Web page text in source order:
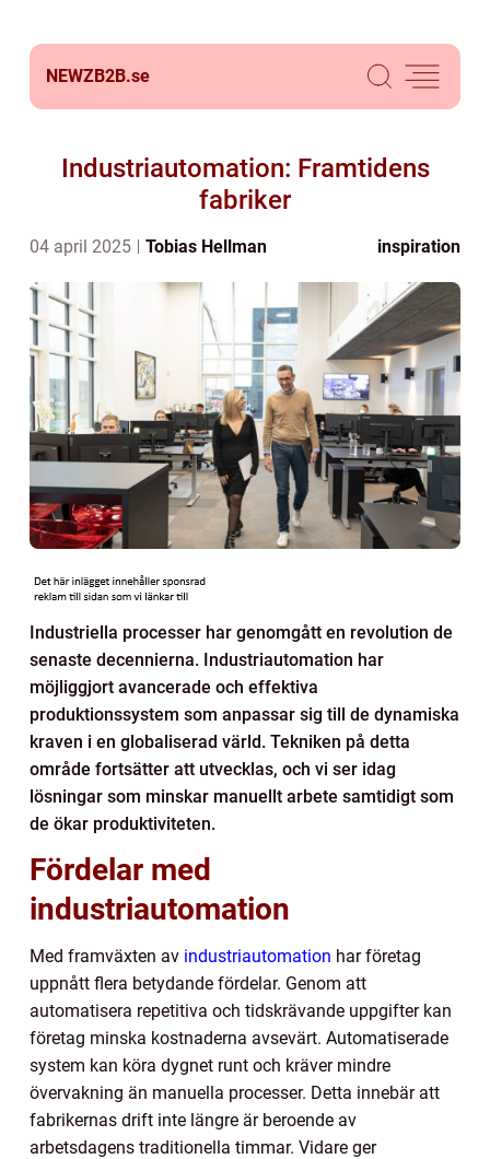
NEWZB2B.se
Industriautomation: Framtidens
fabriker
04 april 2025 Tobias Hellman inspiration
Industriella processer har genomgått en revolution de
senaste decennierna. Industriautomation har
möjliggjort avancerade och effektiva
produktionssystem som anpassar sig till de dynamiska
kraven i en globaliserad värld. Tekniken på detta
område fortsätter att utvecklas, och vi ser idag
lösningar som minskar manuellt arbete samtidigt som
de ökar produktiviteten.
Fördelar med
industriautomation
Med framväxten av industriautomation har företag
uppnått flera betydande fördelar. Genom att
automatisera repetitiva och tidskrävande uppgifter kan
företag minska kostnaderna avsevärt. Automatiserade
system kan köra dygnet runt och kräver mindre
övervakning än manuella processer. Detta innebär att
fabrikernas drift inte längre är beroende av
arbetsdagens traditionella timmar. Vidare ger